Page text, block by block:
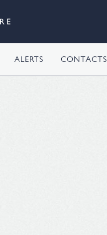
ALERTS CONTACTS